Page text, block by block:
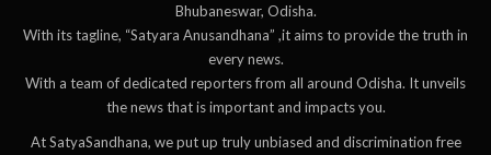
Bhubaneswar, Odisha.
With its tagline, “Satyara Anusandhana” ,it aims to provide the truth in
every news.
With a team of dedicated reporters from all around Odisha. It unveils
the news that is important and impacts you.
At SatyaSandhana, we put up truly unbiased and discrimination free